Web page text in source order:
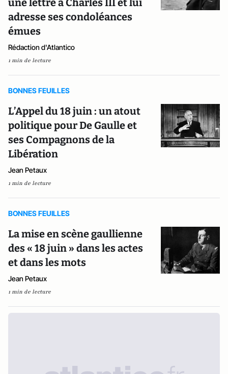
une lettre à Charles III et lui
adresse ses condoléances
émues
Rédaction d'Atlantico
1 min de lecture
BONNES FEUILLES
L’Appel du 18 juin : un atout
politique pour De Gaulle et
ses Compagnons de la
Libération
Jean Petaux
1 min de lecture
BONNES FEUILLES
La mise en scène gaullienne
des « 18 juin » dans les actes
et dans les mots
Jean Petaux
1 min de lecture